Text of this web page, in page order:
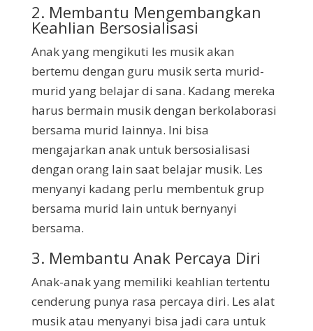
2. Membantu Mengembangkan
Keahlian Bersosialisasi
Anak yang mengikuti les musik akan
bertemu dengan guru musik serta murid-
murid yang belajar di sana. Kadang mereka
harus bermain musik dengan berkolaborasi
bersama murid lainnya. Ini bisa
mengajarkan anak untuk bersosialisasi
dengan orang lain saat belajar musik. Les
menyanyi kadang perlu membentuk grup
bersama murid lain untuk bernyanyi
bersama.
3. Membantu Anak Percaya Diri
Anak-anak yang memiliki keahlian tertentu
cenderung punya rasa percaya diri. Les alat
musik atau menyanyi bisa jadi cara untuk